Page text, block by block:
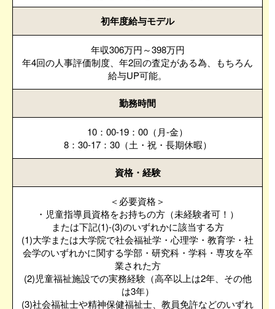
初年度給与モデル
年収306万円～398万円
年4回の人事評価制度、年2回の査定がある為、もちろん
給与UP可能。
勤務時間
10：00-19：00（月-金）
8：30-17：30（土・祝・長期休暇）
資格・経験
＜必要資格＞
・児童指導員資格をお持ちの方（未経験者可！）
または下記(1)-(3)のいずれかに該当する方
(1)大学または大学院で社会福祉学・心理学・教育学・社
会学のいずれかに関する学部・研究科・学科・専攻を卒
業された方
(2)児童福祉施設での実務経験（高卒以上は2年、その他
は3年）
(3)社会福祉士や精神保健福祉士、教員免許などのいずれ